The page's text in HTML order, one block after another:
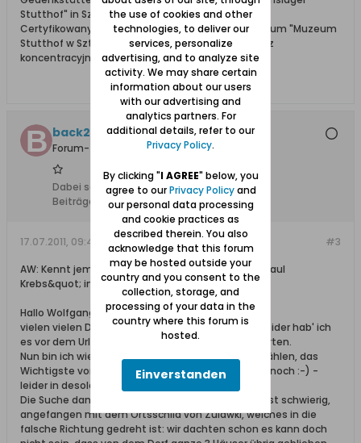
Stutthof" in Sztutowo
Certyfikowany przewodnik i wolontariusz po muzeum "Muzeum
Stutthof w Sztutowie - Niemiecki nazistowski obóz
koncentracyjny i zagłady"
back2roots
Forum-Teilnehmer
Dabei seit:
15.06.2011
Beiträge:
#3
17.07.2011, 09:43
AW: Kennt jemand &quot;Bäckerei Kolonialwaren Paul
Krebs&quot; in Fürstenwerder?
Hallo Wolfgang,
vielen vielen Dank für die schnelle Rückmeldung, leider hab' ich
es vor dem Urlaub nicht mehr geschafft zu antworten.
Nun bin ich wieder zuhause und es gibt Viel zu erzählen, das
Wichtigste voran: es gibt das Haus samt Bäckerei noch :-) -
leider in desolatem Zustand.
Die Suche danach gestaltete sich zwar als äusserst schwierig,
angefangen mit dem Ortsschild von Zulawki, welches in die
falsche Richtung gedreht ist: wir dachten schon es kann doch
the use of cookies and other
technologies, to deliver our
services, personalize
advertising, and to analyze site
activity. We may share certain
information about our users
with our advertising and
analytics partners. For
additional details, refer to our
Privacy Policy.
By clicking "I AGREE" below, you
agree to ourPrivacy Policyand
our personal data processing
and cookie practices as
described therein. You also
acknowledge that this forum
may be hosted outside your
country and you consent to the
collection, storage, and
processing of your data in the
country where this forum is
hosted.
Einverstanden